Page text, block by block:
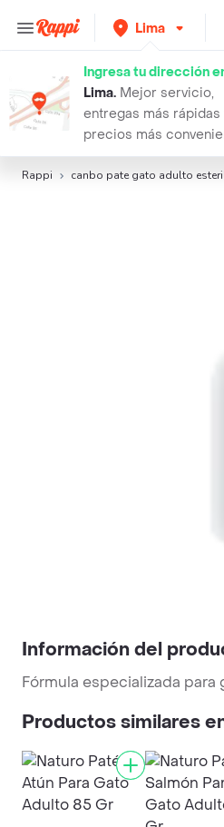
Lima
Ingresa tu dirección
Lima. Mejor servicio,
entregas más rápidas
precios más
Búsquedas relacionadas: Alimento
Rappi canbo pate gato adulto
Información del
Fórmula especializada para
Productos similares